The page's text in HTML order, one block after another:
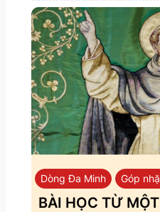
Dòng Đa Minh Góp
BÀI HỌC TỪ